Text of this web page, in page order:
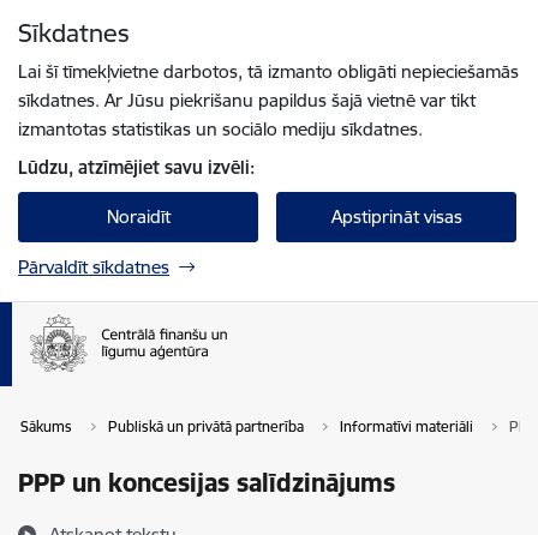
Sīkdatnes
Lai šī tīmekļvietne darbotos, tā izmanto obligāti nepieciešamās
sīkdatnes. Ar Jūsu piekrišanu papildus šajā vietnē var tikt
izmantotas statistikas un sociālo mediju sīkdatnes.
Lūdzu, atzīmējiet savu izvēli:
Noraidīt Apstiprināt visas
Pārvaldīt sīkdatnes
Sākums Publiskā un privātā partnerība Informatīvi materiāli
PPP un koncesijas salīdzinājums